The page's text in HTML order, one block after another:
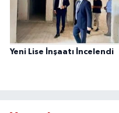
Yeni Lise İnşaatı İncelendi